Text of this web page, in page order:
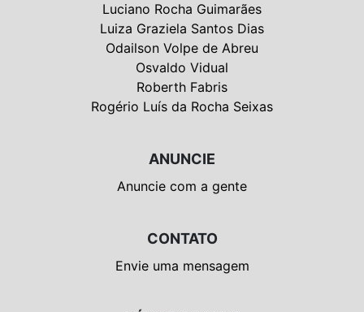
Luciano Rocha Guimarães
Luiza Graziela Santos Dias
Odailson Volpe de Abreu
Osvaldo Vidual
Roberth Fabris
Rogério Luís da Rocha Seixas
ANUNCIE
Anuncie com a gente
CONTATO
Envie uma mensagem